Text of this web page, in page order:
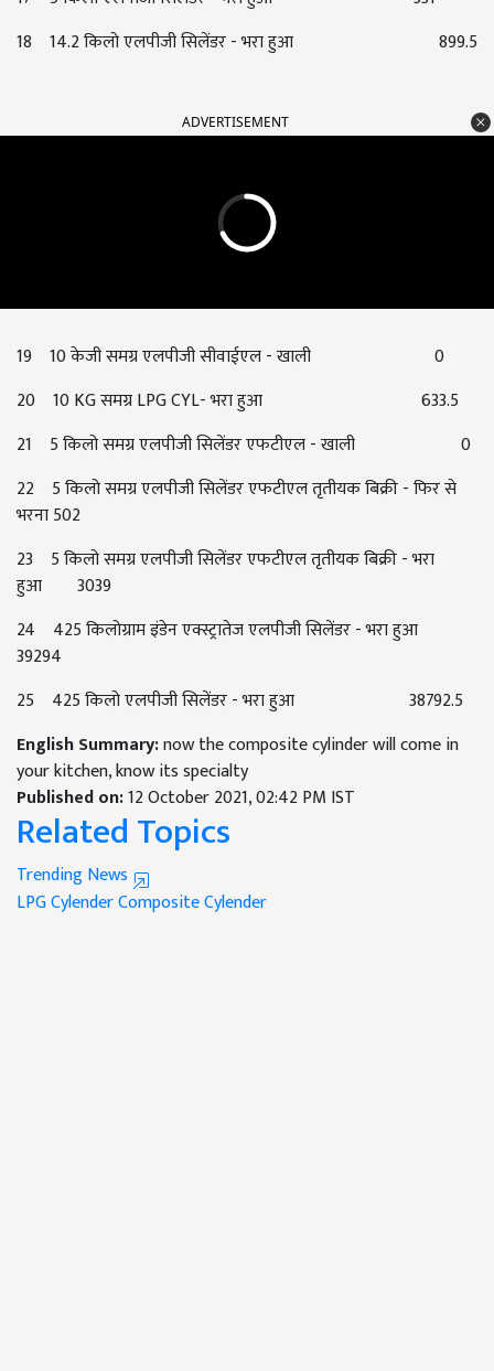
18 14.2 किलो एलपीजी सिलेंडर - भरा हुआ 899.5
ADVERTISEMENT
19 10 केजी समग्र एलपीजी सीवाईएल - खाली 0
20 10 KG समग्र LPG CYL- भरा हुआ 633.5
21 5 किलो समग्र एलपीजी सिलेंडर एफटीएल - खाली 0
22 5 किलो समग्र एलपीजी सिलेंडर एफटीएल तृतीयक बिक्री - फिर से
भरना 502
23 5 किलो समग्र एलपीजी सिलेंडर एफटीएल तृतीयक बिक्री - भरा
हुआ 3039
24 425 किलोग्राम इंडेन एक्स्ट्रातेज एलपीजी सिलेंडर - भरा हुआ
39294
25 425 किलो एलपीजी सिलेंडर - भरा हुआ 38792.5
English Summary:now the composite cylinder will come in
your kitchen, know its specialty
Published on:12 October 2021, 02:42 PM IST
Related Topics
Trending News
LPG CylenderComposite Cylender